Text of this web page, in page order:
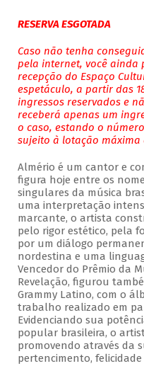
RESERVA ESGOTADA
Caso não tenha
pela internet, você ainda
recepção do Espaço
espetáculo, a partir das
ingressos reservados e
receberá apenas um
o caso, estando o
sujeito à lotação máxima
Almério é um cantor e
figura hoje entre os
singulares da música
uma interpretação
marcante, o artista
pelo rigor estético, pela
por um diálogo
nordestina e uma
Vencedor do Prêmio da
Revelação, figurou
Grammy Latino, com o
trabalho realizado em
Evidenciando sua
popular brasileira, o
promovendo através da
pertencimento, felicidade